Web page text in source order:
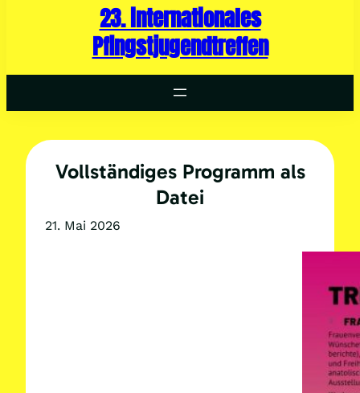
23. internationales
Pfingstjugendtreffen
Vollständiges Programm als
Datei
21. Mai 2026